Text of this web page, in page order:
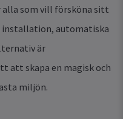
som vill försköna sitt
installation, automatiska
är
att skapa en magisk och
miljön.